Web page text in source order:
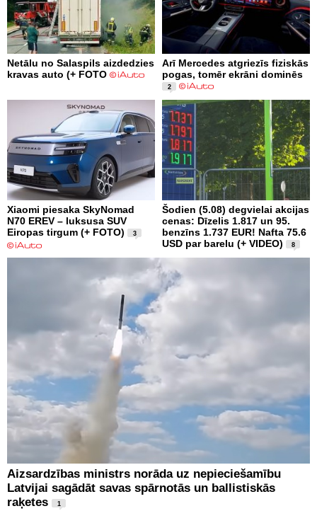
Netālu no Salaspils aizdedzies
kravas auto (+ FOTO
Arī Mercedes atgriezīs fiziskās
pogas, tomēr ekrāni dominēs
2
Xiaomi piesaka SkyNomad
N70 EREV – luksusa SUV
Eiropas tirgum (+ FOTO)
3
Šodien (5.08) degvielai akcijas
cenas: Dīzelis 1.817 un 95.
benzīns 1.737 EUR! Nafta 75.6
USD par barelu (+ VIDEO)
8
Aizsardzības ministrs norāda uz nepieciešamību
Latvijai sagādāt savas spārnotās un ballistiskās
raķetes
1